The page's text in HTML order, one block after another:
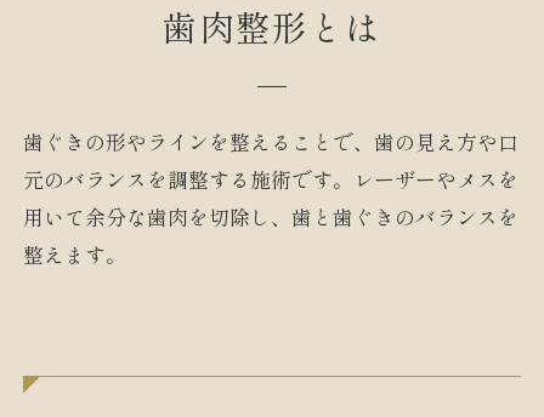
歯肉整形とは
歯ぐきの形やラインを整えることで、歯の見え方や口
元のバランスを調整する施術です。レーザーやメスを
用いて余分な歯肉を切除し、歯と歯ぐきのバランスを
整えます。